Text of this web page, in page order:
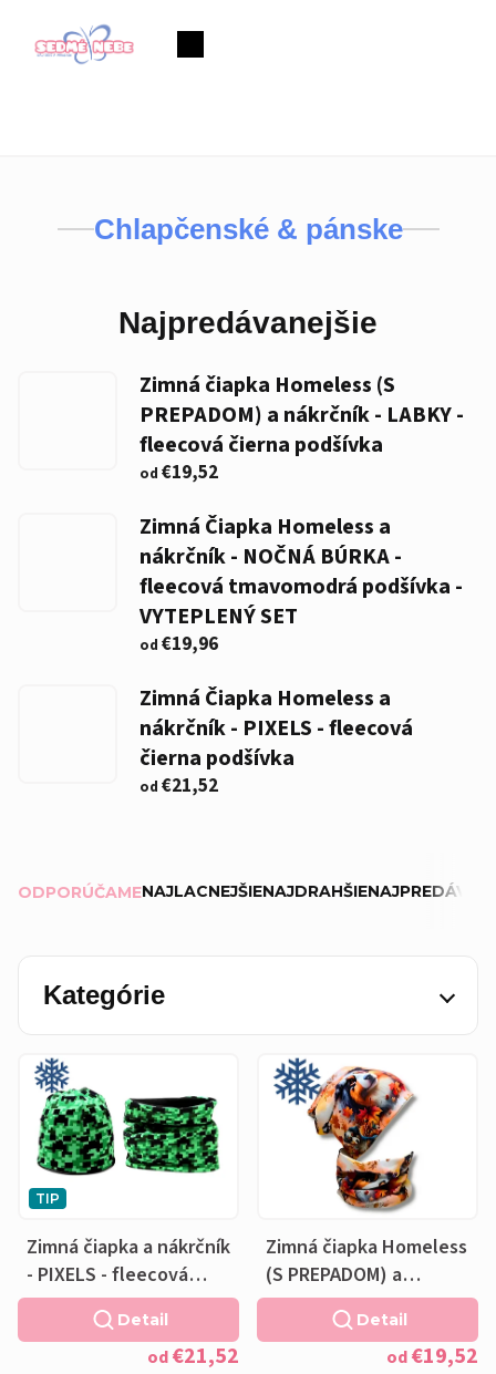
Nákupný
Chlapčenské & pánske
Najpredávanejšie
Zimná čiapka Homeless (S
PREPADOM) a nákrčník - LABKY -
fleecová čierna podšívka
od €19,52
Zimná Čiapka Homeless a
nákrčník - NOČNÁ BÚRKA -
fleecová tmavomodrá podšívka -
VYTEPLENÝ SET
od €19,96
Zimná Čiapka Homeless a
nákrčník - PIXELS - fleecová
čierna podšívka
od €21,52
a
o
d
u
k
ODPORÚČAMENAJLACNEJŠIENAJDRAHŠIE
Kategórie
V
p
r
o
TIP
Zimná čiapka a nákrčník
- PIXELS - fleecová
čierna podšívka
od€21,52
Detail
Zimná čiapka Homeless
(S PREPADOM) a
nákrčník - Austrálsky
ovčiak - fleecová
krémová podšívka
od€19,52
Detail